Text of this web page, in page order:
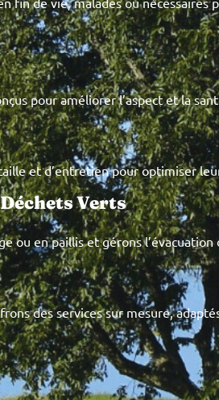
pour améliorer l’aspect et la
et d’entretien pour optimiser
Verts
ou en paillis et gérons
des services sur mesure,